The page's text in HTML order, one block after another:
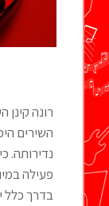
רונה
השירים
נדירותה.
פעילה
בדרך כלל